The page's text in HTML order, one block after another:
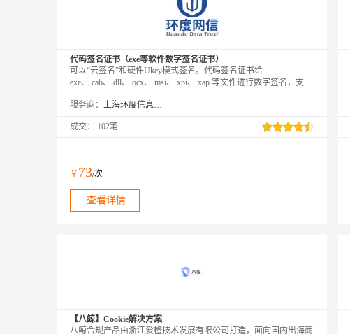
代码签名证书（exe等软件数字签名证书）
可以“云签名”和硬件Ukey模式签名。代码签名证书给
exe、.cab、.dll、.ocx、.msi、.xpi、.xap 等文件进行数字签名，支持
DigiCert、GlobalSign、Comodo/Sectigo、Certum 等，可以申请个人
书。
服务商： 上海环度信息科技有限公司
成交： 102笔
￥ 73/次
查看详情
【八鲸】Cookie解决方案
八鲸合规产品由浙江爱橙技术发展有限公司打造，面向国内出海商